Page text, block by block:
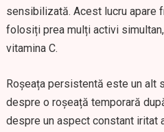
sensibilizată. Acest lucru apare
folosiți prea mulți activi
vitamina C.
Roșeața persistentă este un alt
despre o roșeață temporară
despre un aspect constant iritat